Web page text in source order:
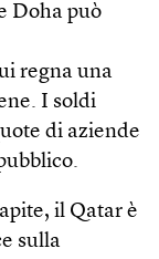
Doha può
regna una
I soldi
di aziende
il Qatar è
sulla